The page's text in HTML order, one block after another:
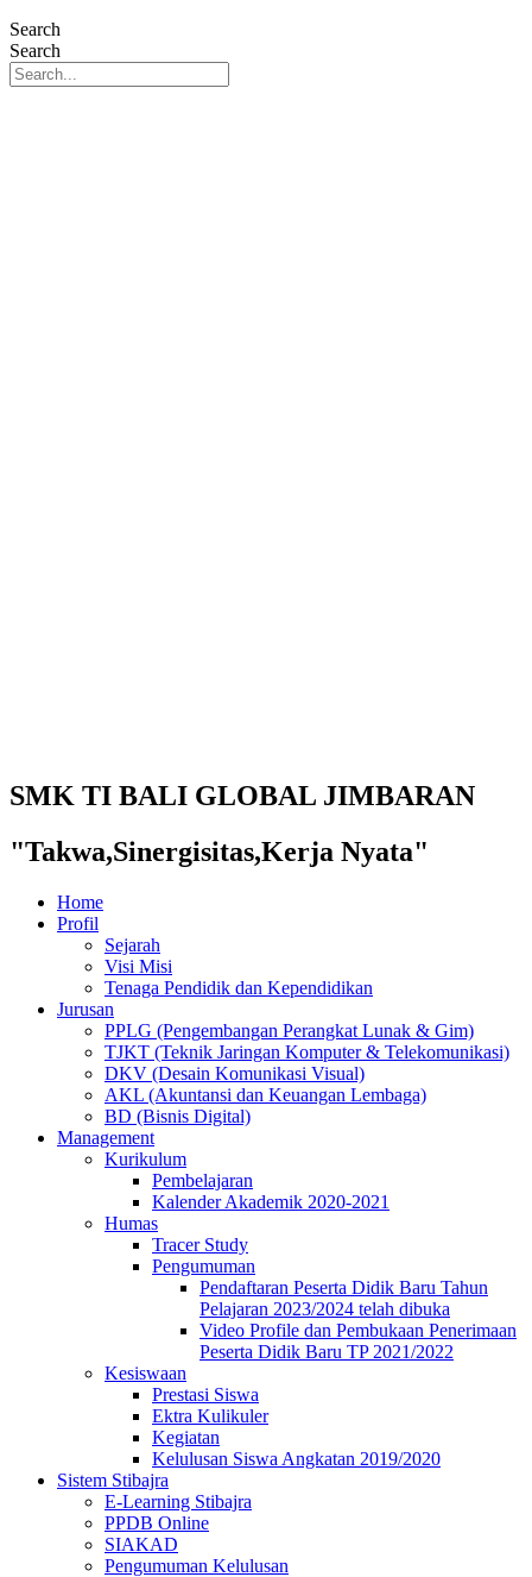
Search
Search
SMK TI BALI GLOBAL JIMBARAN
"Takwa,Sinergisitas,Kerja Nyata"
Home
Profil
Sejarah
Visi Misi
Tenaga Pendidik dan Kependidikan
Jurusan
PPLG (Pengembangan Perangkat Lunak & Gim)
TJKT (Teknik Jaringan Komputer & Telekomunikasi)
DKV (Desain Komunikasi Visual)
AKL (Akuntansi dan Keuangan Lembaga)
BD (Bisnis Digital)
Management
Kurikulum
Pembelajaran
Kalender Akademik 2020-2021
Humas
Tracer Study
Pengumuman
Pendaftaran Peserta Didik Baru Tahun
Pelajaran 2023/2024 telah dibuka
Video Profile dan Pembukaan Penerimaan
Peserta Didik Baru TP 2021/2022
Kesiswaan
Prestasi Siswa
Ektra Kulikuler
Kegiatan
Kelulusan Siswa Angkatan 2019/2020
Sistem Stibajra
E-Learning Stibajra
PPDB Online
SIAKAD
Pengumuman Kelulusan